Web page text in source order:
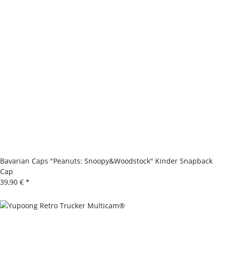
Bavarian Caps "Peanuts: Snoopy&Woodstock" Kinder Snapback
Cap
39,90 € *